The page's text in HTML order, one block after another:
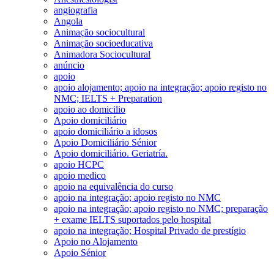
angiografia
Angola
Animação sociocultural
Animação socioeducativa
Animadora Sociocultural
anúncio
apoio
apoio alojamento; apoio na integração; apoio registo no
NMC; IELTS + Preparation
apoio ao domicilio
Apoio domiciliário
apoio domiciliário a idosos
Apoio Domiciliário Sénior
Apoio domiciliário. Geriatría.
apoio HCPC
apoio medico
apoio na equivalência do curso
apoio na integração; apoio registo no NMC
apoio na integração; apoio registo no NMC; preparação
+ exame IELTS suportados pelo hospital
apoio na integração; Hospital Privado de prestígio
Apoio no Alojamento
Apoio Sénior